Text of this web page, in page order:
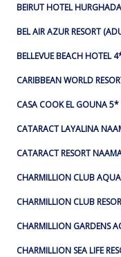
BEIRUT HOTEL
BEL AIR AZUR RESORT
BELLEVUE BEACH HOTEL
CARIBBEAN WORLD
CASA COOK EL GOUNA 5*
CATARACT LAYALINA
CATARACT RESORT
CHARMILLION CLUB
CHARMILLION CLUB
CHARMILLION GARDENS
CHARMILLION SEA LIFE